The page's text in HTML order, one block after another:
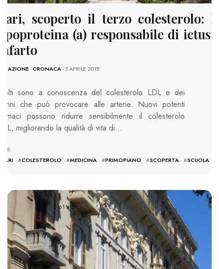
scoperto il terzo colesterolo:
(a) responsabile di ictus
-CRONACA- 5 APRILE 2018
sono a conoscenza del colesterolo LDL e dei
che può provocare alle arterie. Nuovi potenti
possono ridurre sensibilmente il colesterolo
migliorando la qualità di vita di…
BARI #COLESTEROLO #MEDICINA #PRIMOPIANO #SCOPERTA #SCUOLA
2161 VIEWS